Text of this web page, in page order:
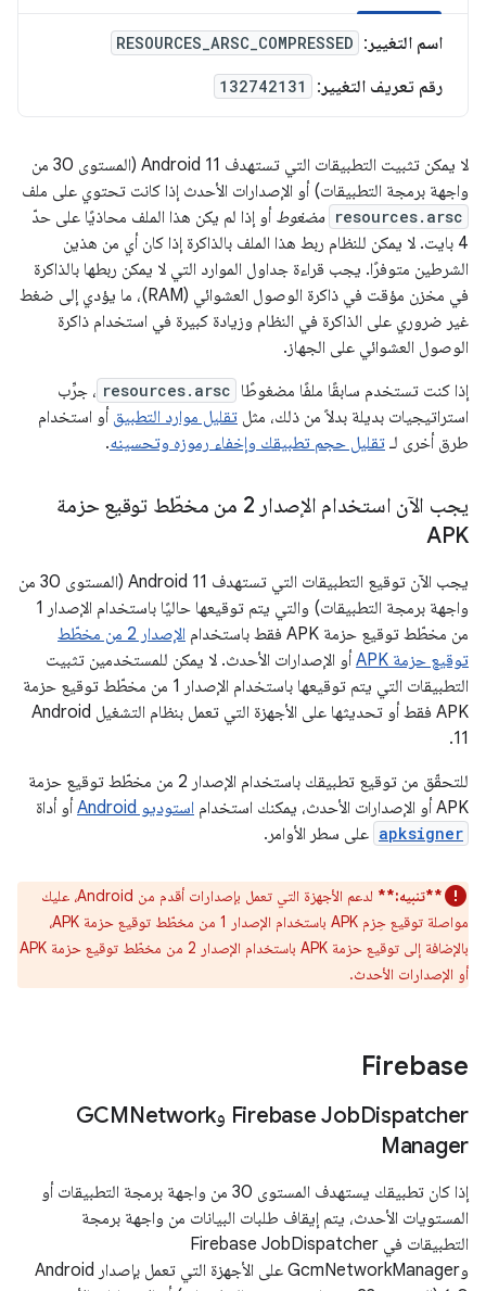
اسم التغيير :
RESOURCES_ARSC_COMPRESSED
رقم تعريف التغيير :
132742131
لا يمكن تثبيت التطبيقات التي تستهدف Android 11 (المستوى 30 من
واجهة برمجة التطبيقات) أو الإصدارات الأحدث إذا كانت تحتوي على ملف
resources.arsc مضغوط أو إذا لم يكن هذا الملف محاذيًا على حدّ
4 بايت. لا يمكن للنظام ربط هذا الملف بالذاكرة إذا كان أي من هذين
الشرطين متوفرًا. يجب قراءة جداول الموارد التي لا يمكن ربطها بالذاكرة
في مخزن مؤقت في ذاكرة الوصول العشوائي (RAM)، ما يؤدي إلى ضغط
غير ضروري على الذاكرة في النظام وزيادة كبيرة في استخدام ذاكرة
الوصول العشوائي على الجهاز.
إذا كنت تستخدم سابقًا ملفًا مضغوطًا resources.arsc ، جرِّب
استراتيجيات بديلة بدلاً من ذلك، مثل تقليل موارد التطبيق أو استخدام
طرق أخرى لـ تقليل حجم تطبيقك وإخفاء رموزه وتحسينه.
يجب الآن استخدام الإصدار 2 من مخطّط توقيع حزمة
APK
يجب الآن توقيع التطبيقات التي تستهدف Android 11 (المستوى 30 من
واجهة برمجة التطبيقات) والتي يتم توقيعها حاليًا باستخدام الإصدار 1
من مخطّط توقيع حزمة APK فقط باستخدام
الإصدار 2 من مخطّط
توقيع حزمة APK
أو الإصدارات الأحدث. لا يمكن للمستخدمين تثبيت
التطبيقات التي يتم توقيعها باستخدام الإصدار 1 من مخطّط توقيع حزمة
APK فقط أو تحديثها على الأجهزة التي تعمل بنظام التشغيل Android
11.
للتحقّق من توقيع تطبيقك باستخدام الإصدار 2 من مخطّط توقيع حزمة
APK أو الإصدارات الأحدث، يمكنك استخدام
استوديو Android أو أداة
apksigner على سطر الأوامر.
**تنبيه:**
لدعم الأجهزة التي تعمل بإصدارات أقدم من Android، عليك
مواصلة توقيع حِزم APK باستخدام الإصدار 1 من مخطّط توقيع حزمة APK،
بالإضافة إلى توقيع حزمة APK باستخدام الإصدار 2 من مخطّط توقيع حزمة APK
أو الإصدارات الأحدث.
Firebase
Firebase JobDispatcher وGCMNetwork
Manager
إذا كان تطبيقك يستهدف المستوى 30 من واجهة برمجة التطبيقات أو
المستويات الأحدث، يتم إيقاف طلبات البيانات من واجهة برمجة
التطبيقات في Firebase JobDispatcher
وGcmNetworkManager على الأجهزة التي تعمل بإصدار Android